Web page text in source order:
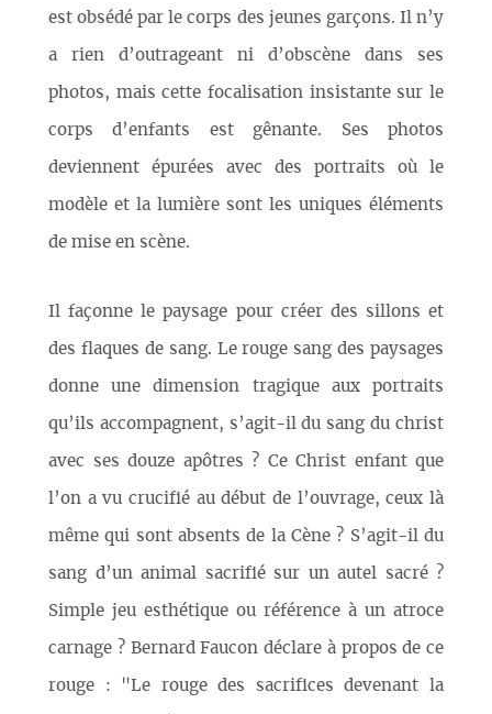
est obsédé par le corps des jeunes garçons. Il n’y
a rien d’outrageant ni d’obscène dans ses
photos, mais cette focalisation insistante sur le
corps d’enfants est gênante. Ses photos
deviennent épurées avec des portraits où le
modèle et la lumière sont les uniques éléments
de mise en scène.
Il façonne le paysage pour créer des sillons et
des flaques de sang. Le rouge sang des paysages
donne une dimension tragique aux portraits
qu’ils accompagnent, s’agit-il du sang du christ
avec ses douze apôtres ? Ce Christ enfant que
l’on a vu crucifié au début de l’ouvrage, ceux là
même qui sont absents de la Cène ? S’agit-il du
sang d’un animal sacrifié sur un autel sacré ?
Simple jeu esthétique ou référence à un atroce
carnage ? Bernard Faucon déclare à propos de ce
rouge : "Le rouge des sacrifices devenant la